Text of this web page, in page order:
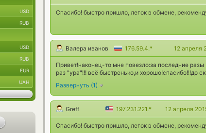
Спасибо! быстро пришло, легок в обмене,
Валера иванов 176.59.4.* 12 апреля
Привет!наконец-то мне повезло:за последние
раз "ура"!!! всё быстренько,и хорошо!спасибо!!!до
Развернуть (1)
Greff 197.231.221.* 12 апреля
Спасибо! быстро пришло, легок в обмене,
USD
RUB
USD
RUB
EUR
UAH